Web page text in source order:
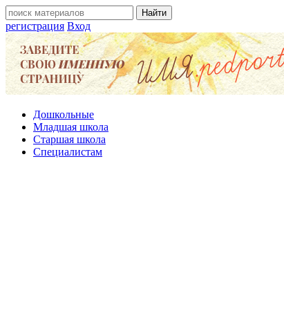
регистрация Вход
Дошкольные
Младшая школа
Старшая школа
Специалистам